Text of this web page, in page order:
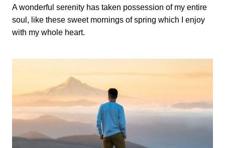
A wonderful serenity has taken possession of my entire
soul, like these sweet mornings of spring which I enjoy
with my whole heart.